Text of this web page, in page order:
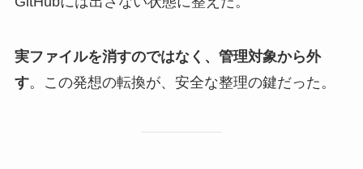
実ファイルを消すのではなく、管理対象から外
す。この発想の転換が、安全な整理の鍵だった。